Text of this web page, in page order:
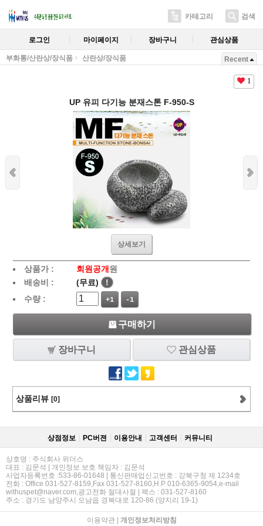
카테고리 검색
로그인 마이페이지 장바구니 관심상품
부화통/산란상/장식품 산란상/장식품 Recent
1
UP 유피 다기능 분재스톤 F-950-S
상세보기
상품가 : 회원공개 원
배송비 :
(무료)
!
수량 :
+1 -1
구매하기
장바구니 관심상품
상품리뷰 [0]
상점정보 PC버젼 이용안내 고객센터 커뮤니티
상호명 : 주식회사 위더스
대표 : 김문석 | 개인정보 보호 책임자 : 김문석
사업자등록번호 :533-86-01648 | 통신판매업신고번호 : 강북구청 제 1234호
전화 : Office 031-527-8159,Fax 031-527-8160,H.P 010-6365-9054,e-mail
withuspet@naver.com,광고전화 절대사절 | 팩스 : 031-527-8160
주소 : 경기도 남양주시 오남읍 경복대로 120-86 (양지리 19-1)
이용약관| 개인정보처리방침